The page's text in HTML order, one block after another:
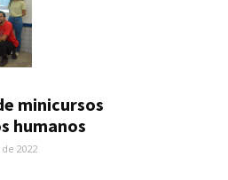
minicursos
humanos
2022